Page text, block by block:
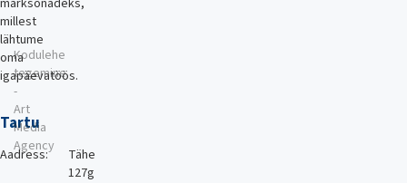
märksõnadeks,
millest
lähtume
oma
igapäevatöös.
Tartu
Aadress:
Tähe
127g
Kodulehe
tegemine
-
Art
Media
Agency